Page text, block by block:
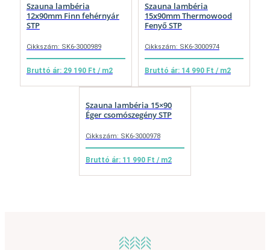
Szauna lambéria
12x90mm Finn fehérnyár
STP
Cikkszám: SK6-3000989
Bruttó ár: 29 190 Ft / m2
Szauna lambéria
15x90mm Thermowood
Fenyő STP
Cikkszám: SK6-3000974
Bruttó ár: 14 990 Ft / m2
Szauna lambéria 15×90
Éger csomószegény STP
Cikkszám: SK6-3000978
Bruttó ár: 11 990 Ft / m2